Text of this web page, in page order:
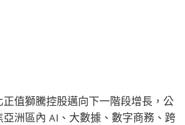
值獅騰控股邁向下一階段增長，公
洲區內 AI、大數據、數字商務、跨